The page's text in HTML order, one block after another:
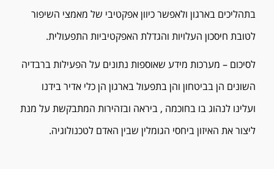
בתהליכים בארגון ולאפשר כיוון אפקטיבי של מאמצי השיפור
לטובת חיסכון העלויות והגדלת האפקטיביות התפעולית.
לסיכום – מערכות מידע שאוספות נתונים על הפעילות ברבדיה
השונים הן בביטחון והן בתפעול בארגון הן כלי אדיר בידנו
ועלינו לנהוג בו בחוכמה , ביראה ובזהירות המתבקשת על מנת
ליצור את האיזון ביחסי הגומלין שבין האדם לטכנולוגיה.